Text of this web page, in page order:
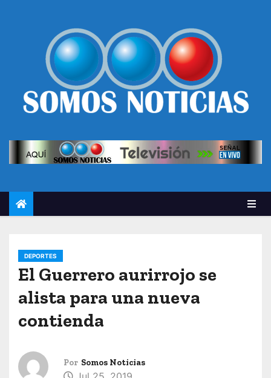
DEPORTES
El Guerrero aurirrojo se
alista para una nueva
contienda
Por Somos Noticias